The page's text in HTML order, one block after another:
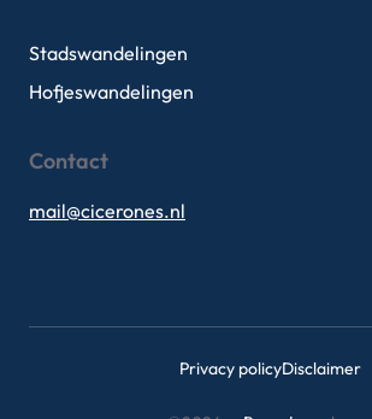
Stadswandelingen
Hofjeswandelingen
Contact
mail@cicerones.nl
Privacy policyDisclaimer